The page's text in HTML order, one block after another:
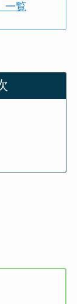
一覧